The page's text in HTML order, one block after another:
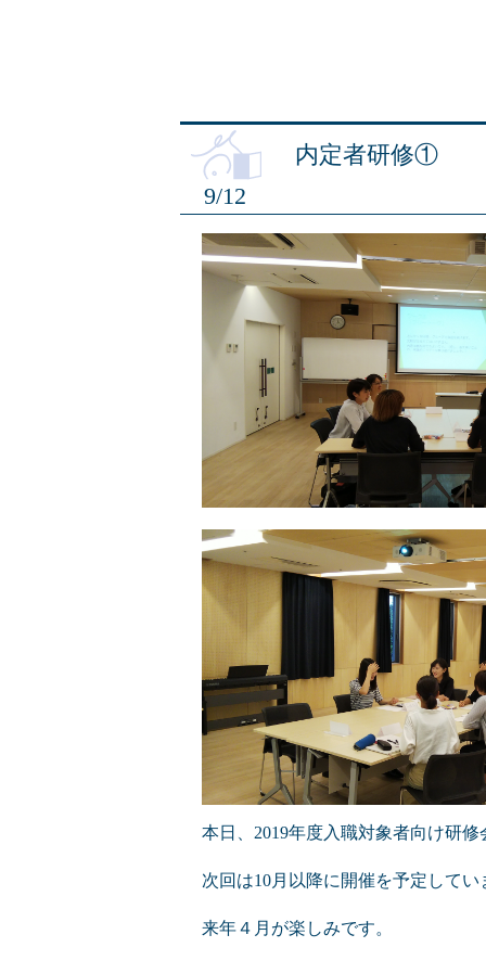
9/12
内定者研修①
本日、2019年度入職対象者向け研
次回は10月以降に開催を予定してい
来年４月が楽しみです。